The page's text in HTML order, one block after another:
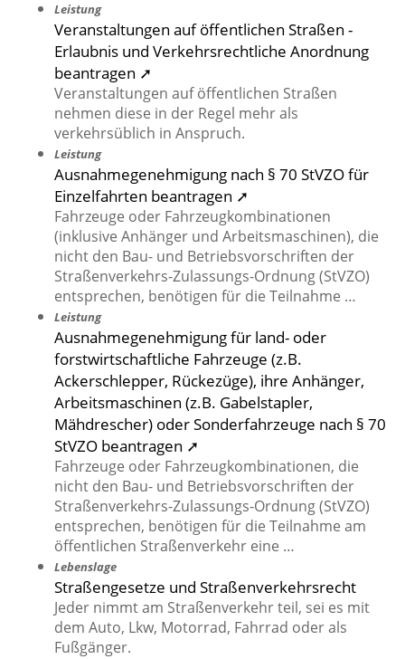
Leistung
Veranstaltungen auf öffentlichen Straßen -
Erlaubnis und Verkehrsrechtliche Anordnung
beantragen ➚
Veranstaltungen auf öffentlichen Straßen
nehmen diese in der Regel mehr als
verkehrsüblich in Anspruch.
Leistung
Ausnahmegenehmigung nach § 70 StVZO für
Einzelfahrten beantragen ➚
Fahrzeuge oder Fahrzeugkombinationen
(inklusive Anhänger und Arbeitsmaschinen), die
nicht den Bau- und Betriebsvorschriften der
Straßenverkehrs-Zulassungs-Ordnung (StVZO)
entsprechen, benötigen für die Teilnahme …
Leistung
Ausnahmegenehmigung für land- oder
forstwirtschaftliche Fahrzeuge (z.B.
Ackerschlepper, Rückezüge), ihre Anhänger,
Arbeitsmaschinen (z.B. Gabelstapler,
Mähdrescher) oder Sonderfahrzeuge nach § 70
StVZO beantragen ➚
Fahrzeuge oder Fahrzeugkombinationen, die
nicht den Bau- und Betriebsvorschriften der
Straßenverkehrs-Zulassungs-Ordnung (StVZO)
entsprechen, benötigen für die Teilnahme am
öffentlichen Straßenverkehr eine …
Lebenslage
Straßengesetze und Straßenverkehrsrecht
Jeder nimmt am Straßenverkehr teil, sei es mit
dem Auto, Lkw, Motorrad, Fahrrad oder als
Fußgänger.